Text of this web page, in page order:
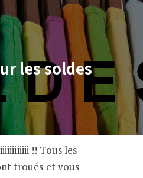
les soldes
soldes d’hiver 2016
!! Tous les
troués et vous